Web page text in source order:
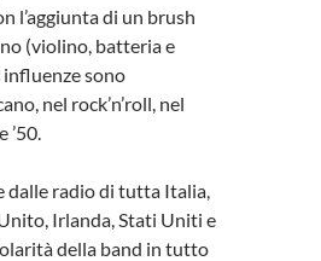
l’aggiunta di un brush
(violino, batteria e
sono
nel rock’n’roll, nel
’50.
dalle radio di tutta Italia,
Irlanda, Stati Uniti e
della band in tutto